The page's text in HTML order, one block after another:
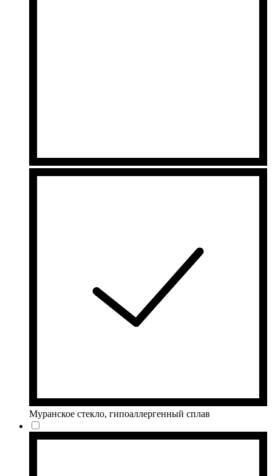
Муранское стекло, гипоаллергенный сплав